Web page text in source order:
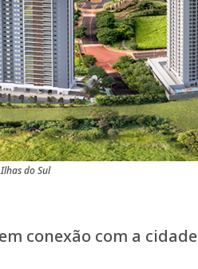
do Sul
conexão com a cidade